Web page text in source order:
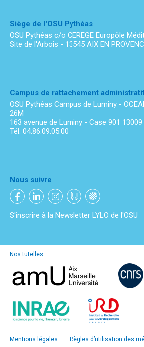
Siège de l'OSU Pythéas
OSU Pythéas c/o CEREGE Europôle
Site de l'Arbois - 13545 AIX EN
Campus de rattachement
OSU Pythéas Campus de Luminy -
26M
163 avenue de Luminy - Case 901 13009
Tél. 04.86.09.05.00
Nous suivre
S'inscrire à la Newsletter LYLO de l'OSU
Nos tutelles :
Mentions légales
Règles d’utilisation des